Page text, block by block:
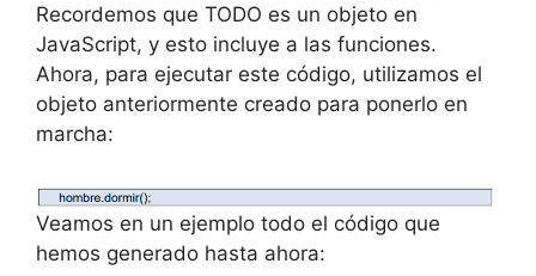
Recordemos que TODO es un objeto en
JavaScript, y esto incluye a las funciones.
Ahora, para ejecutar este código, utilizamos el
objeto anteriormente creado para ponerlo en
marcha:
Veamos en un ejemplo todo el código que
hemos generado hasta ahora: